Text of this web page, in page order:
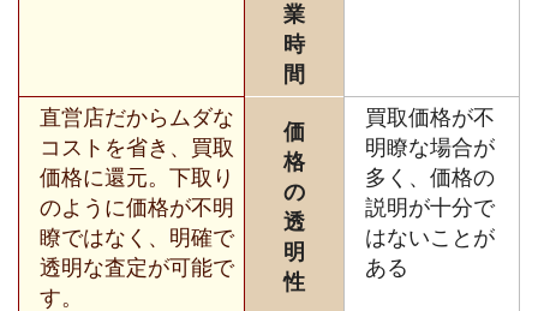
業
時
間
直営店だからムダな
コストを省き、買取
価格に還元。下取り
のように価格が不明
瞭ではなく、明確で
透明な査定が可能で
す。
価
格
の
透
明
性
買取価格が不
明瞭な場合が
多く、価格の
説明が十分で
はないことが
ある